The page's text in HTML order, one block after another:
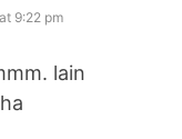
9:22 pm
lain